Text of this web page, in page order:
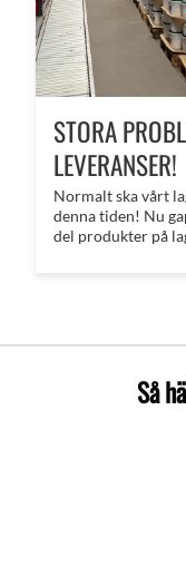
STORA
LEVERANSER!
Normalt ska vårt
denna tiden! Nu
del produkter på
Så